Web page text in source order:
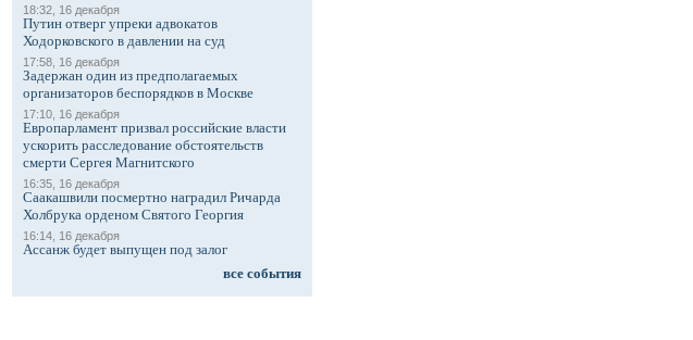
18:32, 16 декабря
Путин отверг упреки адвокатов
Ходорковского в давлении на суд
17:58, 16 декабря
Задержан один из предполагаемых
организаторов беспорядков в Москве
17:10, 16 декабря
Европарламент призвал российские власти
ускорить расследование обстоятельств
смерти Сергея Магнитского
16:35, 16 декабря
Саакашвили посмертно наградил Ричарда
Холбрука орденом Святого Георгия
16:14, 16 декабря
Ассанж будет выпущен под залог
все события